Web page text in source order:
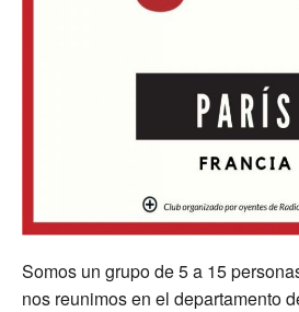
Somos un grupo de 5 a 15
nos reunimos en el departamento